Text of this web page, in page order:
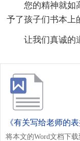
您的精神就如
予了孩子们书本上
让我们真诚的
《有关写给老师的表
将本文的Word文档下